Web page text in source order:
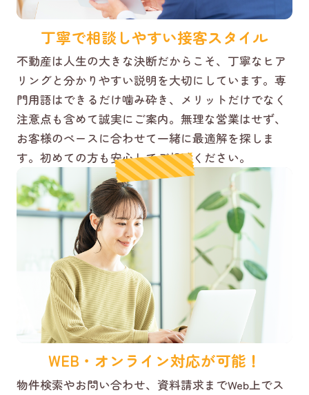
丁寧で相談しやすい接客スタイル
不動産は人生の大きな決断だからこそ、丁寧なヒア
リングと分かりやすい説明を大切にしています。専
門用語はできるだけ噛み砕き、メリットだけでなく
注意点も含めて誠実にご案内。無理な営業はせず、
お客様のペースに合わせて一緒に最適解を探しま
す。初めての方も安心してご相談ください。
WEB・オンライン対応が可能！
物件検索やお問い合わせ、資料請求までWeb上でス